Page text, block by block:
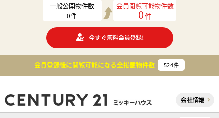
一般公開物件数
0件
会員閲覧可能物件数
0件
今すぐ無料会員登録!
会員登録後に閲覧可能になる全掲載物件数 524件
会社情報